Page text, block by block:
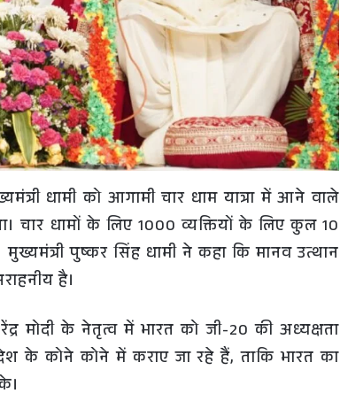
धामी को आगामी चार धाम यात्रा में आने वाले
चार धामों के लिए 1000 व्यक्तियों के लिए कुल 10
मुख्यमंत्री पुष्कर सिंह धामी ने कहा कि मानव उत्थान
है।
मोदी के नेतृत्व में भारत को जी-20 की अध्यक्षता
के कोने कोने में कराए जा रहे हैं, ताकि भारत का